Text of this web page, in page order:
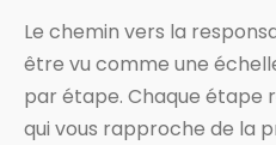
Le chemin vers la
être vu comme une
par étape. Chaque étape
qui vous rapproche de la